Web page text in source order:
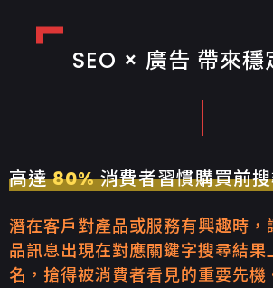
SEO × 廣告 帶來穩
高達80%消費者習慣購買前
潛在客戶對產品或服務有興趣時，
品訊息出現在對應關鍵字搜尋結果
名，搶得被消費者看見的重要先機